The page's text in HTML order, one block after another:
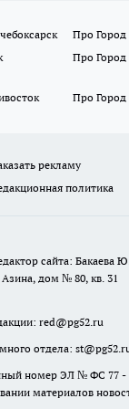
Про Город
Про
Про Город
рекламу
политика
сайта: Бакаева
Азина, дом № 80, кв. 31
red@pg52.ru
отдела:
номер ЭЛ № ФС 77 -
материалов